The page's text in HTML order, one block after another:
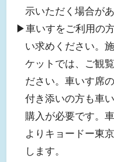
示いただく場合があ
▶︎車いすをご利用の
い求めください。
ケットでは、ご観
ださい。車いす席
付き添いの方も車
購入が必要です。
よりキョードー東
します。